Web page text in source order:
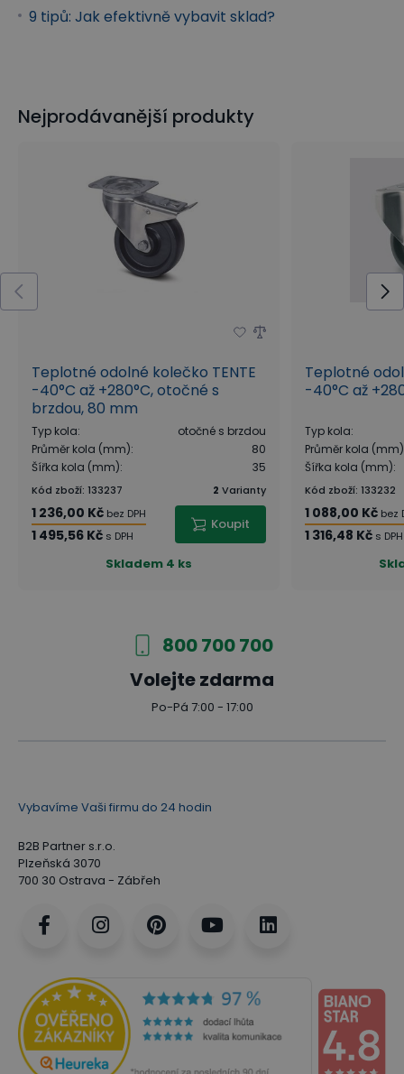
9 tipů: Jak efektivně vybavit sklad?
Nejprodávanější produkty
Teplotné odolné kolečko TENTE
-40°C až +280°C, otočné s
brzdou, 80 mm
Typ kola:
otočné s brzdou
Průměr kola (mm):
80
Šířka kola (mm): 35
Kód zboží: 133237 2 Varianty
1 236,00 Kč bez DPH
1 495,56 Kč s DPH
Koupit
Skladem 4 ks
Teplotné
-40°C až
Typ kola:
Průměr kola (mm)
Šířka kola (mm):
Kód zboží: 133232
1 088,00 Kč bez
1 316,48 Kč s DPH
800 700 700
Volejte zdarma
Po-Pá 7:00 - 17:00
Vybavíme Vaši firmu do 24 hodin
B2B Partner s.r.o.
Plzeňská 3070
700 30 Ostrava - Zábřeh